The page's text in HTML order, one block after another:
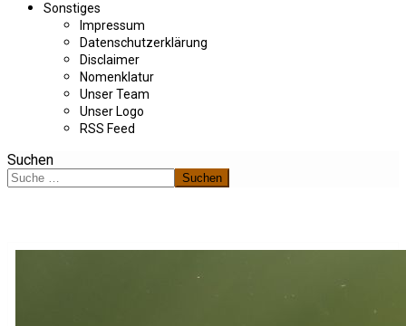
Sonstiges
Impressum
Datenschutzerklärung
Disclaimer
Nomenklatur
Unser Team
Unser Logo
RSS Feed
Suchen
Suchen